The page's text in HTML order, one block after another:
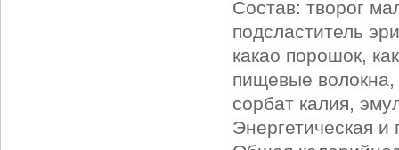
Состав: творог
подсластитель
какао порошок,
пищевые волокна,
сорбат калия,
Энергетическая